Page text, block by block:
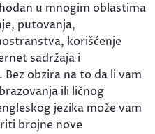
u mnogim oblastima
putovanja,
korišćenje
sadržaja i
obzira na to da li vam
ili ličnog
jezika može vam
brojne nove